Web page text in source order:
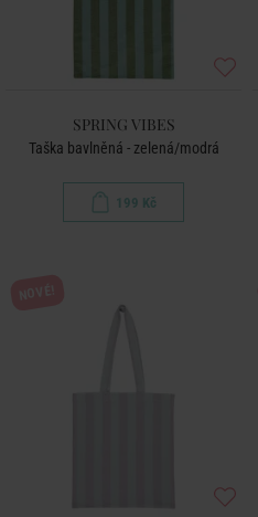
SPRING VIBES
Taška bavlněná - zelená/modrá
199 Kč